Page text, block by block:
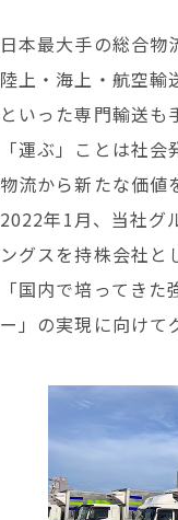
日本最大手の総合物
陸上・海上・航空輸
といった専門輸送も
「運ぶ」ことは社
物流から新たな価値
2022年1月、当社グ
ングスを持株会社と
「国内で培ってき
ー」の実現に向けて